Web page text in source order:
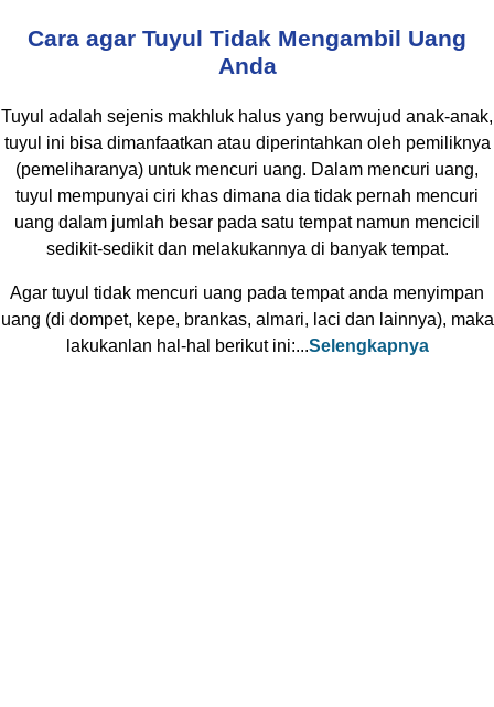
Cara agar Tuyul Tidak Mengambil Uang
Anda
Tuyul adalah sejenis makhluk halus yang berwujud anak-anak,
tuyul ini bisa dimanfaatkan atau diperintahkan oleh pemiliknya
(pemeliharanya) untuk mencuri uang. Dalam mencuri uang,
tuyul mempunyai ciri khas dimana dia tidak pernah mencuri
uang dalam jumlah besar pada satu tempat namun mencicil
sedikit-sedikit dan melakukannya di banyak tempat.
Agar tuyul tidak mencuri uang pada tempat anda menyimpan
uang (di dompet, kepe, brankas, almari, laci dan lainnya), maka
lakukanlan hal-hal berikut ini:...Selengkapnya